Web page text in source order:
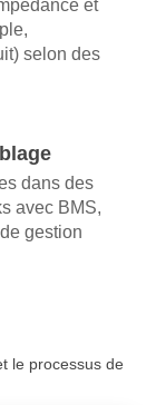
et
selon des
dans des
avec BMS,
gestion
le processus de